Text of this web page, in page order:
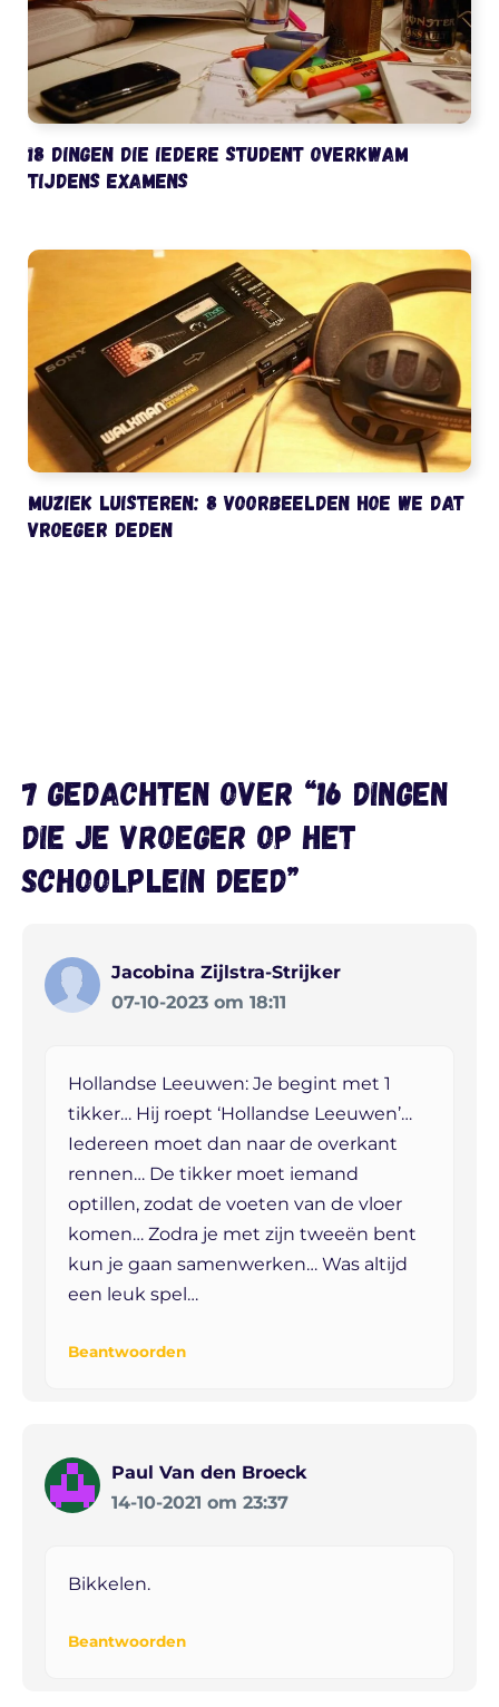
18 dingen die iedere student overkwam
tijdens examens
Muziek luisteren: 8 voorbeelden hoe we dat
vroeger deden
7 gedachten over “16 dingen
die je vroeger op het
schoolplein deed”
Jacobina Zijlstra-Strijker
07-10-2023 om 18:11
Hollandse Leeuwen: Je begint met 1
tikker… Hij roept ‘Hollandse Leeuwen’…
Iedereen moet dan naar de overkant
rennen… De tikker moet iemand
optillen, zodat de voeten van de vloer
komen… Zodra je met zijn tweeën bent
kun je gaan samenwerken… Was altijd
een leuk spel…
Beantwoorden
Paul Van den Broeck
14-10-2021 om 23:37
Bikkelen.
Beantwoorden